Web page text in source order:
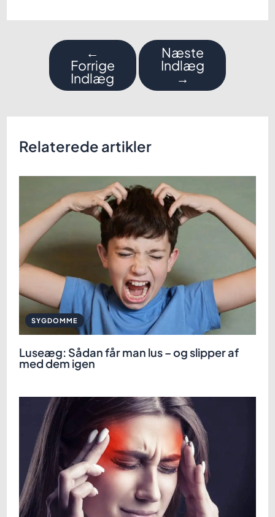
Indlægsnavigation
←
Forrige
Indlæg
Næste
Indlæg
→
Relaterede artikler
Luseæg: Sådan får man lus – og slipper af
med dem igen
SYGDOMME